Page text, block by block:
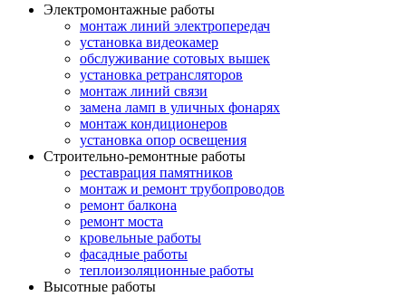
Электромонтажные работы
монтаж линий электропередач
установка видеокамер
обслуживание сотовых вышек
установка ретрансляторов
монтаж линий связи
замена ламп в уличных фонарях
монтаж кондиционеров
установка опор освещения
Строительно-ремонтные работы
реставрация памятников
монтаж и ремонт трубопроводов
ремонт балкона
ремонт моста
кровельные работы
фасадные работы
теплоизоляционные работы
Высотные работы